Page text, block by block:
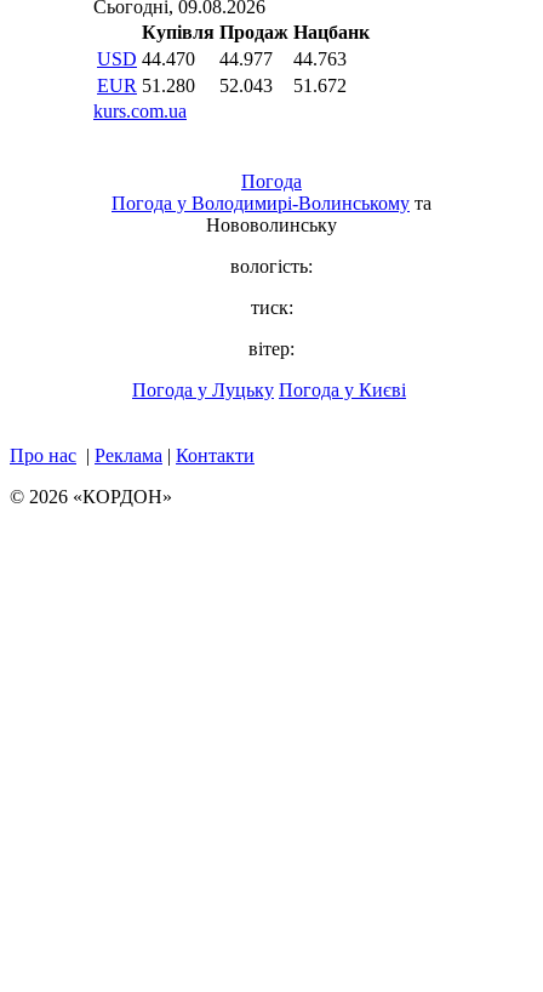
Погода
Погода у Володимирі-Волинському та
Нововолинську
вологість:
тиск:
вітер:
Погода у Луцьку Погода у Києві
Про нас | Реклама | Контакти
© 2026 «КОРДОН»